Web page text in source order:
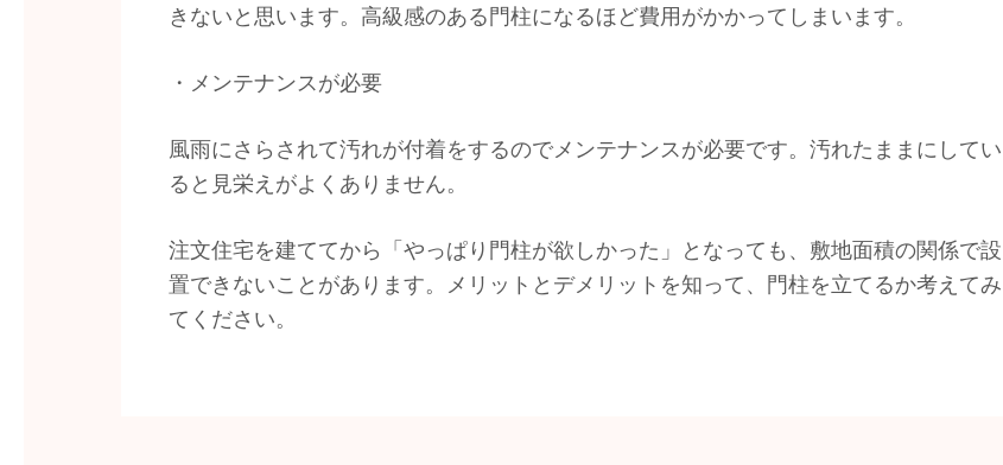
きないと思います。高級感のある門柱になるほど費用がかかってしまいます。
・メンテナンスが必要
風雨にさらされて汚れが付着をするのでメンテナンスが必要です。汚れたままにしてい
ると見栄えがよくありません。
注文住宅を建ててから「やっぱり門柱が欲しかった」となっても、敷地面積の関係で設
置できないことがあります。メリットとデメリットを知って、門柱を立てるか考えてみ
てください。